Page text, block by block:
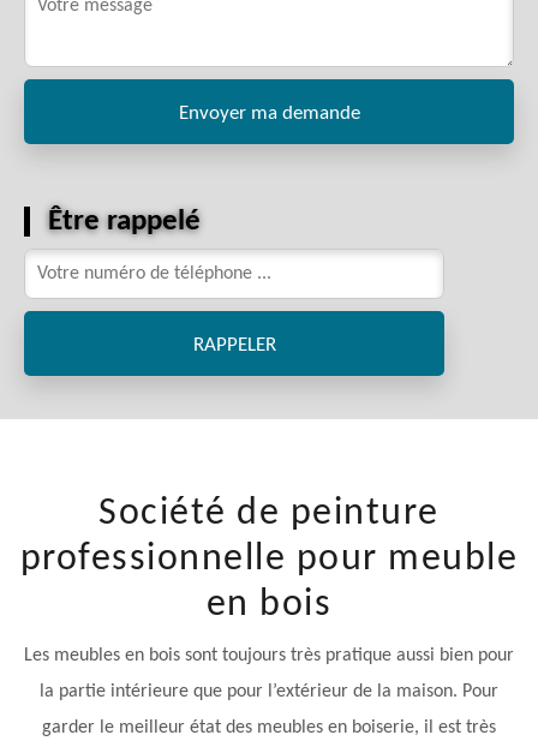
Être rappelé
Société de peinture
professionnelle pour meuble
en bois
Les meubles en bois sont toujours très pratique aussi bien pour
la partie intérieure que pour l’extérieur de la maison. Pour
garder le meilleur état des meubles en boiserie, il est très